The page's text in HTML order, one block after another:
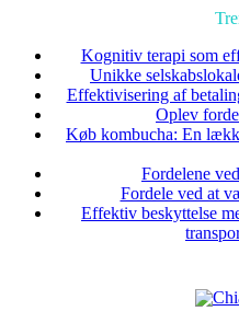
Kognitiv terapi som
Unikke
Effektivisering af
Oplev
Køb kombucha: En
Fordelene
Fordele ved at
Effektiv beskyttelse